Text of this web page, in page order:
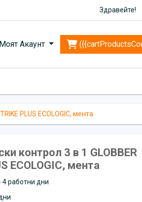
Здравейте!
Моят Акаунт
PLUS ECOLOGIC, мента
контрол 3 в 1 GLOBBER
ECOLOGIC, мента
4 работни дни